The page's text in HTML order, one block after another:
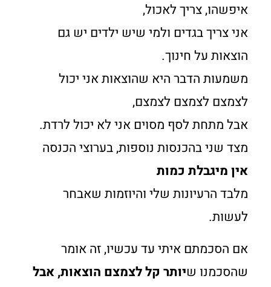
איפשהו, צריך לאכול,
אני צריך בגדים ולמי שיש ילדים יש גם
הוצאות על חינוך.
משמעות הדבר היא שהוצאות אני יכול
לצמצם לצמצם לצמצם,
אבל מתחת לסף מסוים אני לא יכול לרדת.
מצד שני בהכנסות נוספות, בערוצי הכנסה
אין מיגבלת כמות
מלבד הרעיונות שלי והיוזמות שאבחר
לעשות.
אם הסכמתם איתי עד עכשיו, זה אומר
שהסכמנו שיותר קל לצמצם הוצאות, אבל